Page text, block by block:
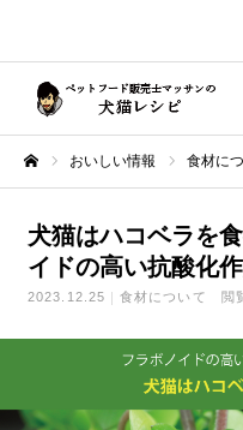
おいしい情報 食材に
犬猫はハコベラを
イドの高い抗酸化
2023.12.25 食材について 閲